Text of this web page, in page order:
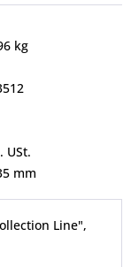
kg
USt.
mm
Line",